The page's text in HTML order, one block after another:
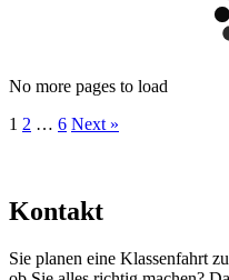
No more pages to load
1 2 … 6 Next »
Kontakt
Sie planen eine Klassenfahrt